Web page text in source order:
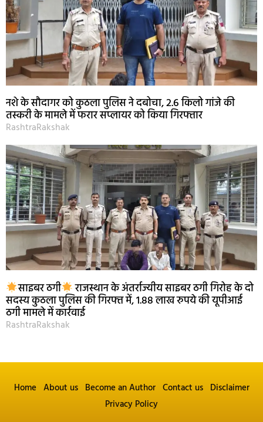
नशे के सौदागर को कुठला पुलिस ने दबोचा, 2.6 किलो गांजे की
तस्करी के मामले में फरार सप्लायर को किया गिरफ्तार
RashtraRakshak
साइबर ठगी राजस्थान के अंतर्राज्यीय साइबर ठगी गिरोह के दो
सदस्य कुठला पुलिस की गिरफ्त में, 1.88 लाख रुपये की यूपीआई
ठगी मामले में कार्रवाई
RashtraRakshak
Home About us Become an Author Contact us Disclaimer
Privacy Policy